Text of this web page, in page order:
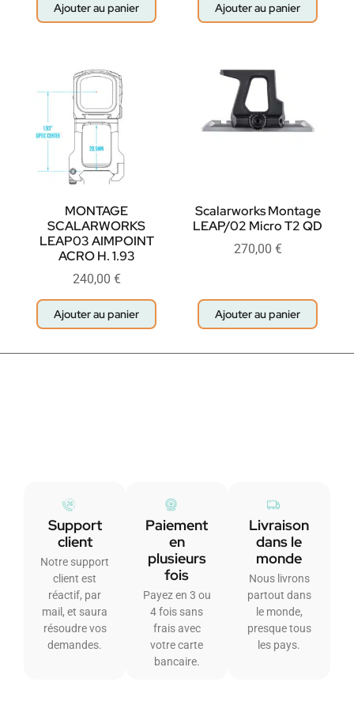
Ajouter au panier Ajouter au panier
MONTAGE
SCALARWORKS
LEAP03 AIMPOINT
ACRO H. 1.93
240,00 €
Ajouter au panier
Scalarworks Montage
LEAP/02 Micro T2 QD
270,00 €
Ajouter au panier
Support
client
Notre support
client est
réactif, par
mail, et saura
résoudre vos
demandes.
Paiement
en
plusieurs
fois
Payez en 3 ou
4 fois sans
frais avec
votre carte
bancaire.
Livraison
dans le
monde
Nous livrons
partout dans
le monde,
presque tous
les pays.